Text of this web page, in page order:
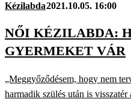
Kézilabda2021.10.05. 16:00
NŐI KÉZILABDA:
GYERMEKET VÁR
„Meggyőződésem, hogy nem
harmadik szülés után is visszatér